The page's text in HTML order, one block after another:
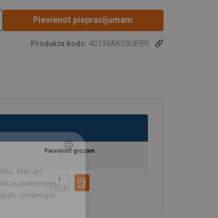
Pievienot pieprasījumam
Produkta kods: 4013VAK3SUPER
Pievienot grozam
LATVIAN
ENGLISH TRANSLATION
Mēs arī
partneriem,
izmantojot